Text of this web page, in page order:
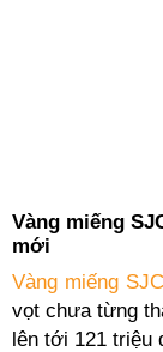
Vàng miếng
mới
Vàng miếng SJC
vọt chưa từng
lên tới 121 triệu